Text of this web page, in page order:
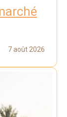
7 août 2026